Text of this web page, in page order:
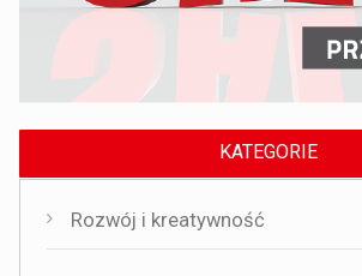
KATEGORIE
Rozwój i kreatywność